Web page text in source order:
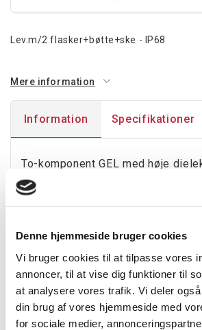
Denne hjemmeside bruger cookies
Vi bruger cookies til at tilpasse vores
annoncer, til at vise dig funktioner til
at analysere vores trafik. Vi deler
din brug af vores hjemmeside med
for sociale medier,
Lev.m/2 flasker+bøtte+ske - IP68
Mere information
Information Specifikationer
To-komponent GEL med høje
installationer (samlinger og
For applikationer med høje
Mulighed for at komme til
også efter lang tid.
Ej giftigt - lang levetid.
Lav viskositet.
Tekniske specifikationer: